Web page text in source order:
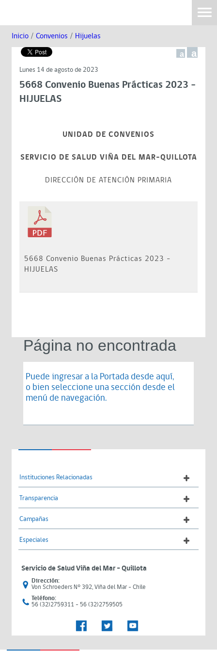
Inicio / Convenios / Hijuelas
a a
Lunes 14 de agosto de 2023
5668 Convenio Buenas Prácticas 2023 -
HIJUELAS
UNIDAD DE CONVENIOS
SERVICIO DE SALUD VIÑA DEL MAR-QUILLOTA
DIRECCIÓN DE ATENCIÓN PRIMARIA
5668 Convenio Buenas Prácticas 2023 -
HIJUELAS
Página no encontrada
Puede ingresar a la Portada desde aquí,
o bien seleccione una sección desde el
menú de navegación.
Instituciones Relacionadas
Transparencia
Campañas
Especiales
Servicio de Salud Viña del Mar – Quillota
Dirección:
Von Schroeders N° 392, Viña del Mar - Chile
Teléfono:
56 (32)2759311 - 56 (32)2759505